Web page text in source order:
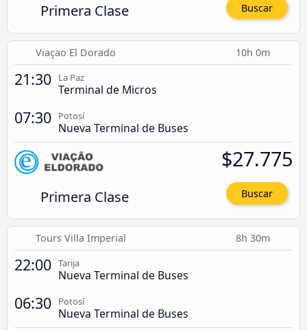
Primera Clase Buscar
Viaçao El Dorado 10h 0m
21:30 La Paz
Terminal de Micros
07:30 Potosí
Nueva Terminal de Buses
Primera Clase
$27.775
Buscar
Tours Villa Imperial 8h 30m
22:00 Tarija
Nueva Terminal de Buses
06:30 Potosí
Nueva Terminal de Buses